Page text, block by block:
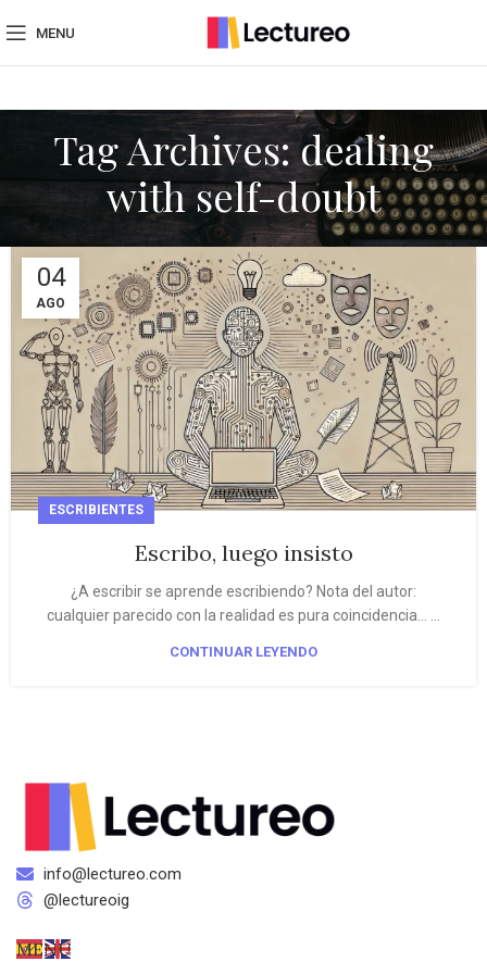
MENU
Tag Archives: dealing
with self-doubt
04
AGO
ESCRIBIENTES
Escribo, luego insisto
¿A escribir se aprende escribiendo? Nota del autor:
cualquier parecido con la realidad es pura coincidencia… ...
CONTINUAR LEYENDO
info@lectureo.com
@lectureoig
MENÚ